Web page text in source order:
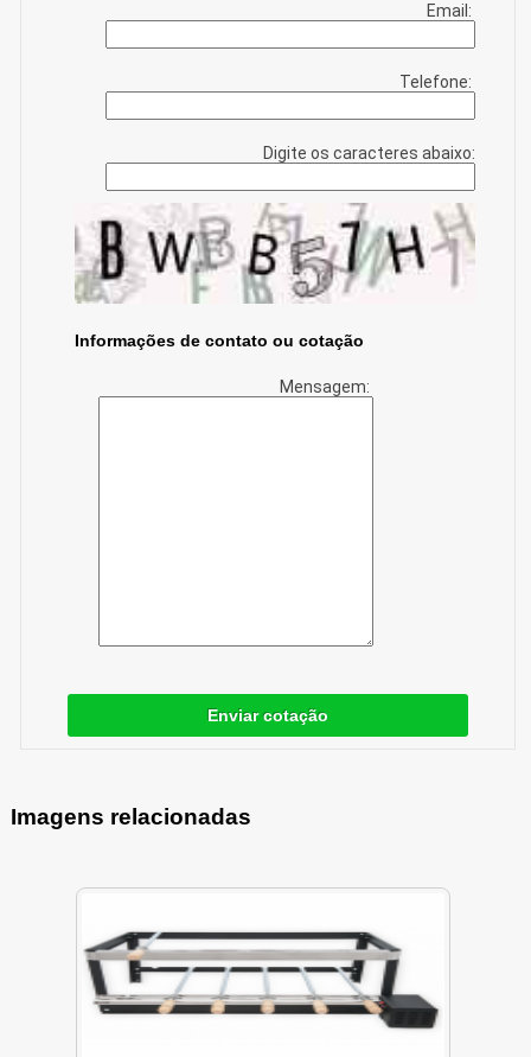
Email:
Telefone:
Digite os caracteres abaixo:
Informações de contato ou cotação
Mensagem:
Enviar cotação
Imagens relacionadas